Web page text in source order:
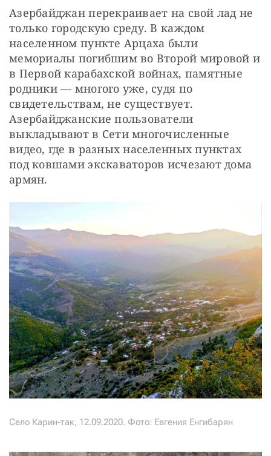
Азербайджан перекраивает на свой лад не
только городскую среду. В каждом
населенном пункте Арцаха были
мемориалы погибшим во Второй мировой и
в Первой карабахской войнах, памятные
родники — многого уже, судя по
свидетельствам, не существует.
Азербайджанские пользователи
выкладывают в Сети многочисленные
видео, где в разных населенных пунктах
под ковшами экскаваторов исчезают дома
армян.
Село Карин-так, 12.09.2020. Фото: Евгения Енгибарян